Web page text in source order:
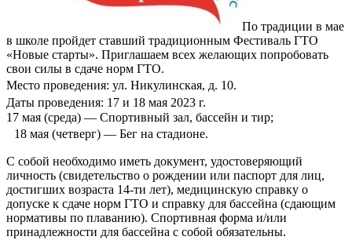
По традиции в мае
в школе пройдет ставший традиционным Фестиваль ГТО
«Новые старты». Приглашаем всех желающих попробовать
свои силы в сдаче норм ГТО.
Место проведения: ул. Никулинская, д. 10.
Даты проведения: 17 и 18 мая 2023 г.
17 мая (среда) — Спортивный зал, бассейн и тир;
18 мая (четверг) — Бег на стадионе.
С собой необходимо иметь документ, удостоверяющий
личность (свидетельство о рождении или паспорт для лиц,
достигших возраста 14-ти лет), медицинскую справку о
допуске к сдаче норм ГТО и справку для бассейна (сдающим
нормативы по плаванию). Спортивная форма и/или
принадлежности для бассейна с собой обязательны.